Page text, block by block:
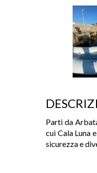
Parti da
cui Cala Luna
sicurezza e